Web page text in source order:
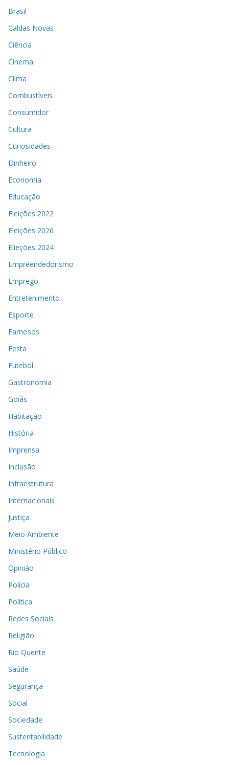
Brasil
Caldas Novas
Ciência
Cinema
Clima
Combustíveis
Consumidor
Cultura
Curiosidades
Dinheiro
Economia
Educação
Eleições 2022
Eleições 2026
Elieções 2024
Empreendedorismo
Emprego
Entretenimento
Esporte
Famosos
Festa
Futebol
Gastronomia
Goiás
Habitação
História
Imprensa
Inclusão
Infraestrutura
Internacionais
Justiça
Meio Ambiente
Ministério Público
Opinião
Polícia
Política
Redes Sociais
Religião
Rio Quente
Saúde
Segurança
Social
Sociedade
Sustentabilidade
Tecnologia